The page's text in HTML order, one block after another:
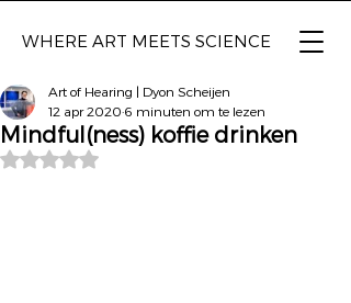
WHERE ART MEETS SCIENCE
Mindful(ness) koffie drinken
Art of Hearing | Dyon Scheijen
12 apr 2020 6 minuten om te lezen
Beoordeeld met NaN uit 5 sterren.